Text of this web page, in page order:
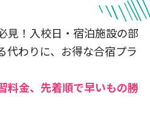
見！入校日・宿泊施設の部
わりに、 お得な合宿プラ
料金、先着順で早いもの勝